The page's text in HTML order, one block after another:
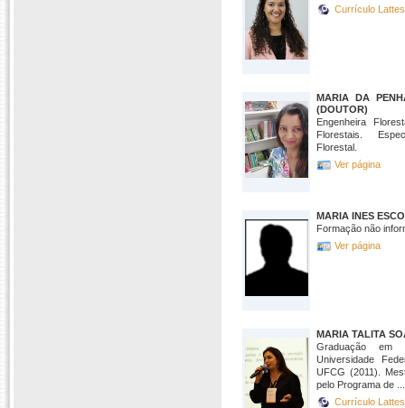
Currículo
MARIA DA
(DOUTOR)
Engenheira
Florestais.
Florestal.
Ver página
MARIA INES
Formação não
Ver página
MARIA TALITA
Graduação em
Universidade
UFCG (2011).
pelo Programa de ...
Currículo